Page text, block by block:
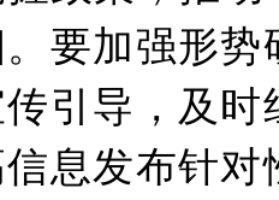
要加强形势
引导，及时
息发布针对